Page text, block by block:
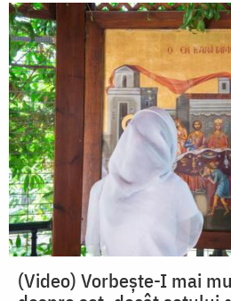
(Video) Vorbește-I mai